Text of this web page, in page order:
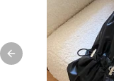
Previous slide